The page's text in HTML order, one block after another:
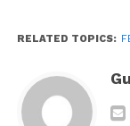
RELATED TOPICS: